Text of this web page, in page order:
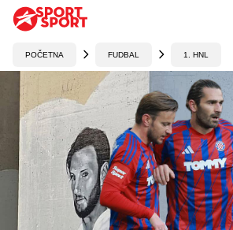
POČETNA FUDBAL 1. HNL